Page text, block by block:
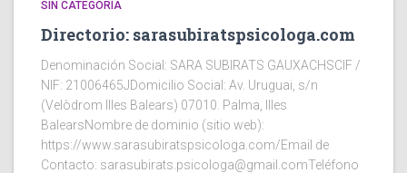
SIN CATEGORÍA
Directorio: sarasubiratspsicologa.com
Denominación Social: SARA SUBIRATS GAUXACHSCIF /
NIF: 21006465JDomicilio Social: Av. Uruguai, s/n
(Velòdrom Illes Balears) 07010. Palma, Illes
BalearsNombre de dominio (sitio web):
https://www.sarasubiratspsicologa.com/Email de
Contacto: sarasubirats.psicologa@gmail.comTeléfono